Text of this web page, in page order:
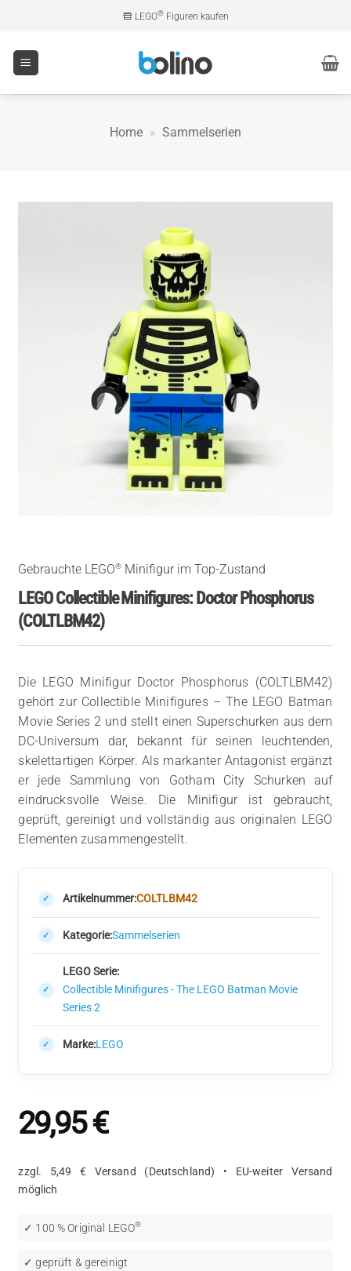
springen
LEGO®Figuren kaufen
Home » Sammelserien
Gebrauchte LEGO® Minifigur im Top-Zustand
LEGO Collectible Minifigures: Doctor Phosphorus
(COLTLBM42)
Die LEGO Minifigur Doctor Phosphorus (COLTLBM42)
gehört zur Collectible Minifigures – The LEGO Batman
Movie Series 2 und stellt einen Superschurken aus dem
DC-Universum dar, bekannt für seinen leuchtenden,
skelettartigen Körper. Als markanter Antagonist ergänzt
er jede Sammlung von Gotham City Schurken auf
eindrucksvolle Weise. Die Minifigur ist gebraucht,
geprüft, gereinigt und vollständig aus originalen LEGO
Elementen zusammengestellt.
Artikelnummer:COLTLBM42
Kategorie:Sammelserien
LEGO Serie:
Collectible Minifigures - The LEGO Batman Movie
Series 2
Marke:LEGO
29,95€
zzgl. 5,49 € Versand (Deutschland) • EU-weiter Versand
möglich
✓ 100 % Original LEGO®
✓ geprüft & gereinigt